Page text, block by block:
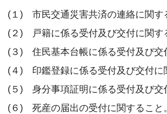
(１) 市民交通災害共済の連絡に関す
(２) 戸籍に係る受付及び交付に関す
(３) 住民基本台帳に係る受付及び交
(４) 印鑑登録に係る受付及び交付に
(５) 身分事項証明に係る受付及び交
(６) 死産の届出の受付に関すること